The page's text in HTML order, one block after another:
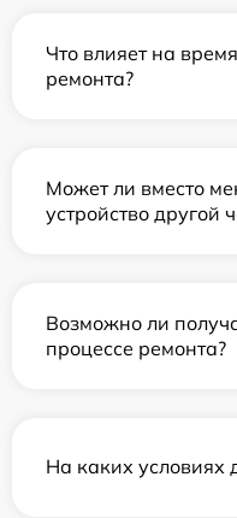
Что влияет на
ремонта?
Может ли вместо
устройство другой
Возможно ли
процессе ремонта?
На каких условиях